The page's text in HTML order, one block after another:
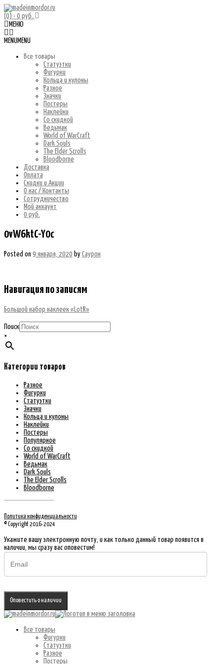
(0) - 0 руб.
МЕНЮ
MENU MENU
Все товары
Статуэтки
Фигурки
Кольца и кулоны
Разное
Значки
Постеры
Наклейки
Со скидкой
Ведьмак
World of WarCraft
Dark Souls
The Elder Scrolls
Bloodborne
Доставка
Оплата
Скидки и Акции
О нас / Контакты
Сотрудничество
Мой аккаунт
0 руб.
0vW6ktC-Y0c
Posted on 9 января, 2020 by Саурон
Навигация по записям
Большой набор наклеек «LotR»
Поиск
×
Категории товаров
Разное
Фигурки
Статуэтки
Значки
Кольца и кулоны
Наклейки
Постеры
Популярное
Со скидкой
World of WarCraft
Ведьмак
Dark Souls
The Elder Scrolls
Bloodborne
Политика конфиденциальности
© Copyright 2016-2024
Укажите вашу электронную почту, и как только данный товар появится в
наличии, мы сразу вас оповестим!
Оповестить о наличии
Все товары
Фигурки
Статуэтки
Разное
Постеры